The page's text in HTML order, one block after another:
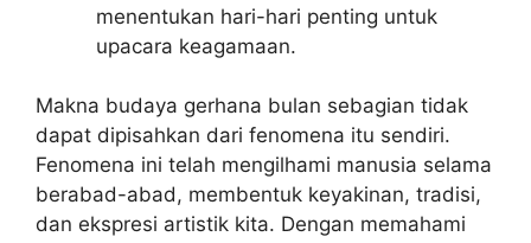
menentukan hari-hari penting untuk
upacara keagamaan.
Makna budaya gerhana bulan sebagian tidak
dapat dipisahkan dari fenomena itu sendiri.
Fenomena ini telah mengilhami manusia selama
berabad-abad, membentuk keyakinan, tradisi,
dan ekspresi artistik kita. Dengan memahami